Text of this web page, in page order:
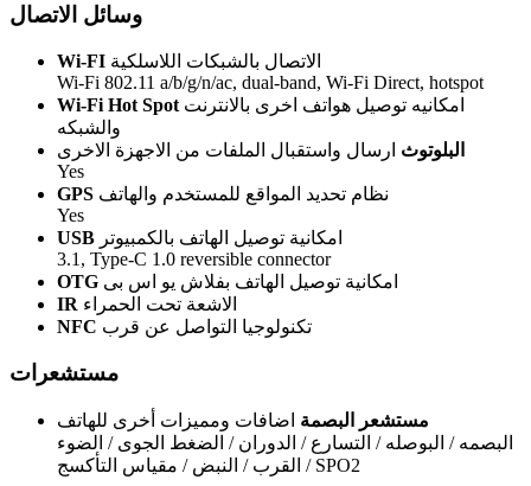
وسائل الاتصال
Wi-FI الاتصال بالشبكات اللاسلكية
Wi-Fi 802.11 a/b/g/n/ac, dual-band, Wi-Fi Direct, hotspot
Wi-Fi Hot Spot امكانيه توصيل هواتف اخرى بالانترنت
والشبكه
البلوتوث ارسال واستقبال الملفات من الاجهزة الاخرى
Yes
GPS نظام تحديد المواقع للمستخدم والهاتف
Yes
USB امكانية توصيل الهاتف بالكمبيوتر
3.1, Type-C 1.0 reversible connector
OTG امكانية توصيل الهاتف بفلاش يو اس بى
IR الاشعة تحت الحمراء
NFC تكنولوجيا التواصل عن قرب
مستشعرات
مستشعر البصمة اضافات ومميزات أخرى للهاتف
البصمه / البوصله / التسارع / الدوران / الضغط الجوى / الضوء
/ القرب / النبض / مقياس التأكسج SPO2